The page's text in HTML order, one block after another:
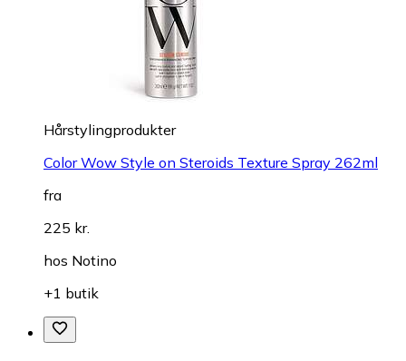
Hårstylingprodukter
Color Wow Style on Steroids Texture Spray 262ml
fra
225 kr.
hos Notino
+1 butik